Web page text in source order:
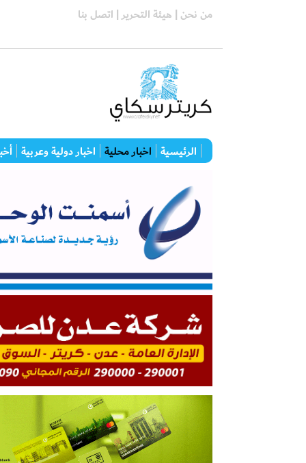
من نحن | هيئة التحرير | اتصل بنا
الرئيسية اخبار محلية اخبار دولية وعربية